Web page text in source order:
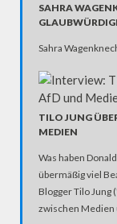
SAHRA
Sahra
TILO JUNG
MEDIEN
Was haben
übermäßig viel
Blogger Tilo Jung
zwischen Medien